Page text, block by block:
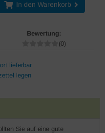
In den Warenkorb
Bewertung:
(0)
lieferbar
Sie auf eine gute